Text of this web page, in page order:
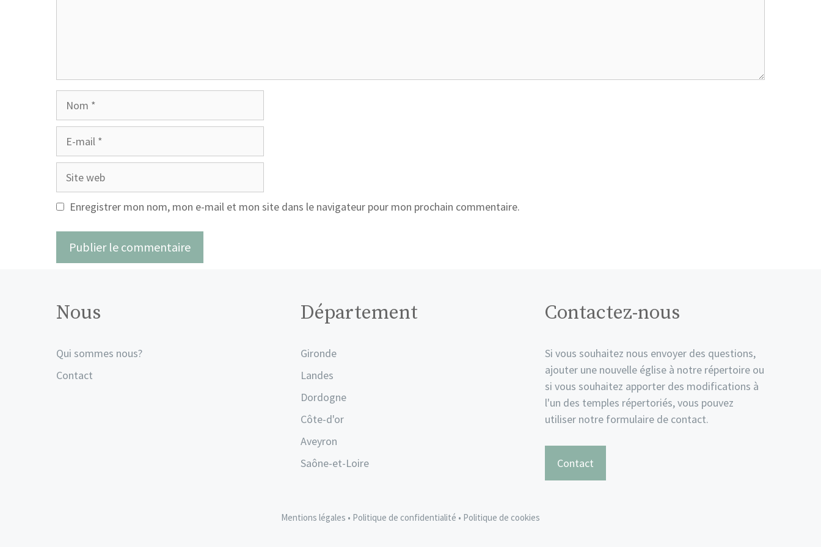
Site
Enregistrer mon nom, mon e-mail et mon site dans le navigateur pour mon prochain commentaire.
Nous
Qui sommes nous?
Contact
Département
Gironde
Landes
Dordogne
Côte-d'or
Aveyron
Saône-et-Loire
Contactez-nous
Si vous souhaitez nous envoyer des questions,
ajouter une nouvelle église à notre répertoire ou
si vous souhaitez apporter des modifications à
l'un des temples répertoriés, vous pouvez
utiliser notre formulaire de contact.
Contact
Mentions légales • Politique de confidentialité • Politique de cookies